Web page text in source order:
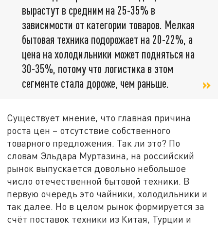
вырастут в средним на 25-35% в
зависимости от категории товаров. Мелкая
бытовая техника подорожает на 20-22%, а
цена на холодильники может подняться на
30-35%, потому что логистика в этом
сегменте стала дороже, чем раньше.
Существует мнение, что главная причина
роста цен – отсутствие собственного
товарного предложения. Так ли это? По
словам Эльдара Муртазина, на российский
рынок выпускается довольно небольшое
число отечественной бытовой техники. В
первую очередь это чайники, холодильники и
так далее. Но в целом рынок формируется за
счёт поставок техники из Китая, Турции и